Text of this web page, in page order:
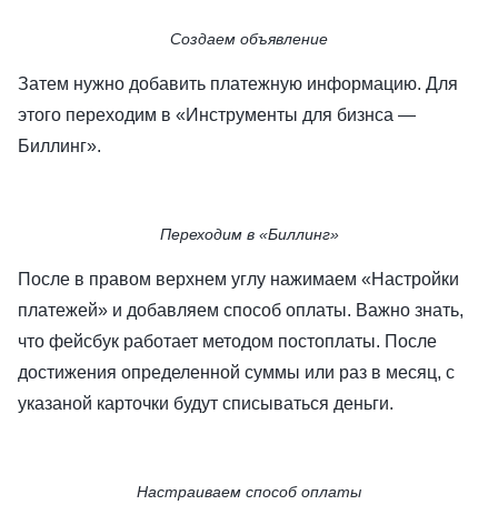
Создаем объявление
Затем нужно добавить платежную информацию. Для
этого переходим в «Инструменты для бизнса —
Биллинг».
Переходим в «Биллинг»
После в правом верхнем углу нажимаем «Настройки
платежей» и добавляем способ оплаты. Важно знать,
что фейсбук работает методом постоплаты. После
достижения определенной суммы или раз в месяц, с
указаной карточки будут списываться деньги.
Настраиваем способ оплаты